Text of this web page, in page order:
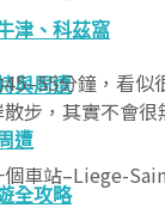
津、科茲窩
與周遭
遭
全攻略
分鐘，看似
步，其實不會
個車站–Liege-